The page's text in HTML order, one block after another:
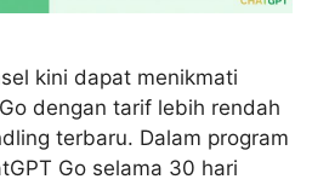
kini dapat menikmati
dengan tarif lebih rendah
terbaru. Dalam program
Go selama 30 hari